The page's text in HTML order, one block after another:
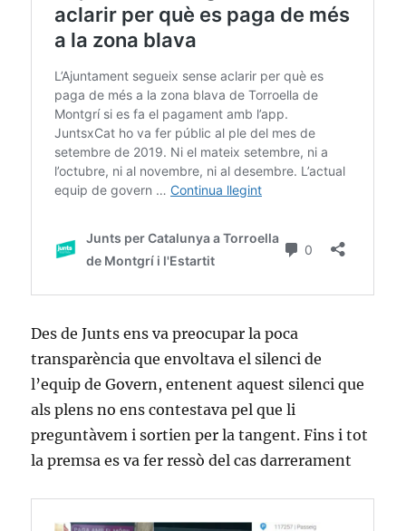
Des de Junts ens va preocupar la poca
transparència que envoltava el silenci de
l’equip de Govern, entenent aquest silenci que
als plens no ens contestava pel que li
preguntàvem i sortien per la tangent. Fins i tot
la premsa es va fer ressò del cas darrerament